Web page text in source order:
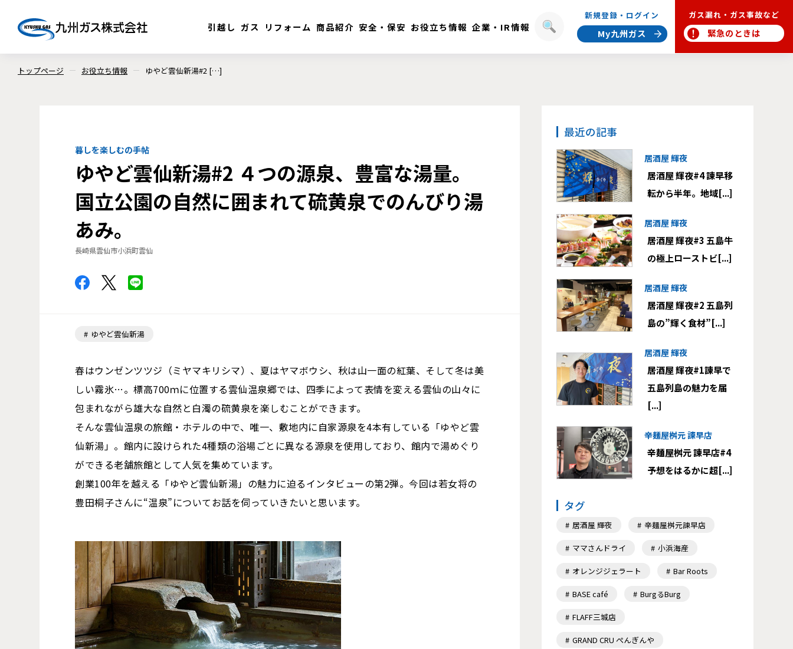
引越し ガス リフォーム 商品紹介 安全・保安 お役立ち情報 企業・IR情報
新規登録・ログイン
My九州ガス
ガス漏れ・ガス事故など
緊急のときは
トップページ お役立ち情報 ゆやど雲仙新湯#2 […]
暮しを楽しむの手帖
ゆやど雲仙新湯#2 ４つの源泉、豊富な湯量。
国立公園の自然に囲まれて硫黄泉でのんびり湯
あみ。
長崎県雲仙市小浜町雲仙
ゆやど雲仙新湯
春はウンゼンツツジ（ミヤマキリシマ）、夏はヤマボウシ、秋は山一面の紅葉、そして冬は美
しい霧氷…。標高700ｍに位置する雲仙温泉郷では、四季によって表情を変える雲仙の山々に
包まれながら雄大な自然と白濁の硫黄泉を楽しむことができます。
そんな雲仙温泉の旅館・ホテルの中で、唯一、敷地内に自家源泉を4本有している「ゆやど雲
仙新湯」。館内に設けられた4種類の浴場ごとに異なる源泉を使用しており、館内で湯めぐり
ができる老舗旅館として人気を集めています。
創業100年を越える「ゆやど雲仙新湯」の魅力に迫るインタビューの第2弾。今回は若女将の
豊田桐子さんに“温泉”についてお話を伺っていきたいと思います。
最近の記事
居酒屋 輝夜
居酒屋 輝夜#4 諫早移
転から半年。地域[...]
居酒屋 輝夜
居酒屋 輝夜#3 五島牛
の極上ローストビ[...]
居酒屋 輝夜
居酒屋 輝夜#2 五島列
島の”輝く食材”[...]
居酒屋 輝夜
居酒屋 輝夜#1諫早で
五島列島の魅力を届
[...]
辛麺屋桝元 諫早店
辛麺屋桝元 諫早店#4
予想をはるかに超[...]
タグ
居酒屋 輝夜 辛麺屋桝元諫早店
ママさんドライ 小浜海産
オレンジジェラート Bar Roots
BASE café BurgるBurg
FLAFF三城店
GRAND CRU ぺんぎんや